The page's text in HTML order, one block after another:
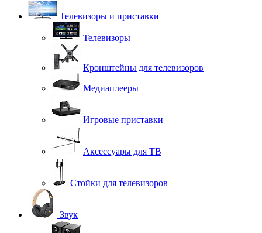
Телевизоры и приставки
Телевизоры
Кронштейны для телевизоров
Медиаплееры
Игровые приставки
Аксессуары для ТВ
Стойки для телевизоров
Звук